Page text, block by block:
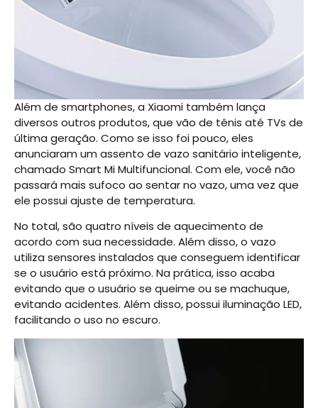
Além de smartphones, a Xiaomi também lança
diversos outros produtos, que vão de tênis até TVs de
última geração. Como se isso foi pouco, eles
anunciaram um assento de vazo sanitário inteligente,
chamado Smart Mi Multifuncional. Com ele, você não
passará mais sufoco ao sentar no vazo, uma vez que
ele possui ajuste de temperatura.
No total, são quatro níveis de aquecimento de
acordo com sua necessidade. Além disso, o vazo
utiliza sensores instalados que conseguem identificar
se o usuário está próximo. Na prática, isso acaba
evitando que o usuário se queime ou se machuque,
evitando acidentes. Além disso, possui iluminação LED,
facilitando o uso no escuro.